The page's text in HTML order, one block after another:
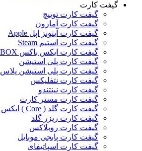
گیفت کارت
گیفت کارت توییچ
گیفت کارت آمازون
گیفت کارت آیتونز اپل Apple
گیفت کارت استیم Steam
گیفت کارت ایکس باکس XBOX
گیفت کارت پلی استیشن
گیفت کارت پلی استیشن پلاس
گیفت کارت نتفلیکس
گیفت کارت نینتندو
گیفت کارت مستر کارت
گیفت کارت گلد ( Core ) ایکس باکس
گیفت کارت ریزر گلد
گیفت کارت روبلاکس
گیفت کارت پابجی موبایل
گیفت کارت اسپاتیفای